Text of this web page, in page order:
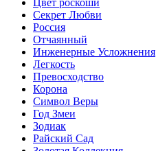
Цвет роскоши
Секрет Любви
Россия
Отчаянный
Инженерные Усложнения
Легкость
Превосходство
Корона
Символ Веры
Год Змеи
Зодиак
Райский Сад